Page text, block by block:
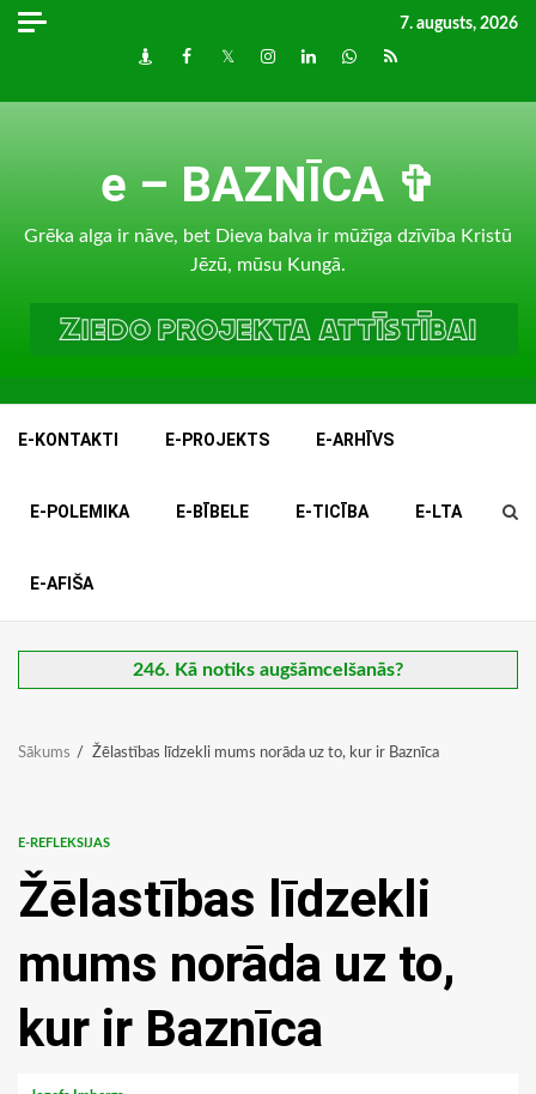
Skip
7. augusts, 2026
DraugiemFacebook
TwitterInstagram
LinkedInwhatsapp
RSS
e – BAZNĪCA ✞
Grēka alga ir nāve, bet Dieva balva ir mūžīga dzīvība Kristū
Jēzū, mūsu Kungā.
E-KONTAKTI E-PROJEKTS E-ARHĪVS
E-POLEMIKA E-BĪBELE E-TICĪBA E-LTA
E-AFIŠA
246. Kā notiks augšāmcelšanās?
Sākums Žēlastības līdzekli mums norāda uz to, kur ir Baznīca
E-REFLEKSIJAS
Žēlastības līdzekli
mums norāda uz to,
kur ir Baznīca